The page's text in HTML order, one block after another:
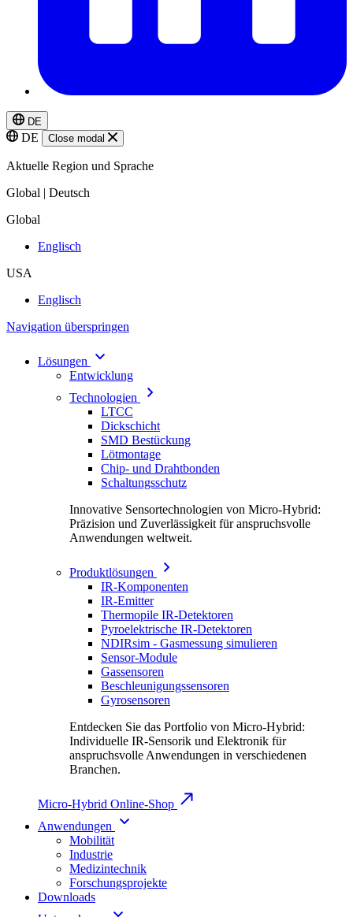
DE
DE Close modal
Aktuelle Region und Sprache
Global | Deutsch
Global
Englisch
USA
Englisch
Navigation überspringen
Lösungen
Entwicklung
Technologien
LTCC
Dickschicht
SMD Bestückung
Lötmontage
Chip- und Drahtbonden
Schaltungsschutz
Innovative Sensortechnologien von Micro-Hybrid:
Präzision und Zuverlässigkeit für anspruchsvolle
Anwendungen weltweit.
Produktlösungen
IR-Komponenten
IR-Emitter
Thermopile IR-Detektoren
Pyroelektrische IR-Detektoren
NDIRsim - Gasmessung simulieren
Sensor-Module
Gassensoren
Beschleunigungssensoren
Gyrosensoren
Entdecken Sie das Portfolio von Micro-Hybrid:
Individuelle IR-Sensorik und Elektronik für
anspruchsvolle Anwendungen in verschiedenen
Branchen.
Micro-Hybrid Online-Shop
Anwendungen
Mobilität
Industrie
Medizintechnik
Forschungsprojekte
Downloads